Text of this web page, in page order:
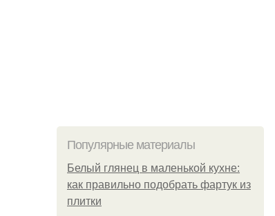
Популярные материалы
Белый глянец в маленькой кухне:
как правильно подобрать фартук из
плитки